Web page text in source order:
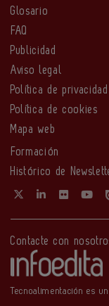
Glosario
FAQ
Publicidad
Aviso legal
Política de privacidad
Política de cookies
Mapa web
Formación
Histórico de
Contacte con
Tecnoalimentación es